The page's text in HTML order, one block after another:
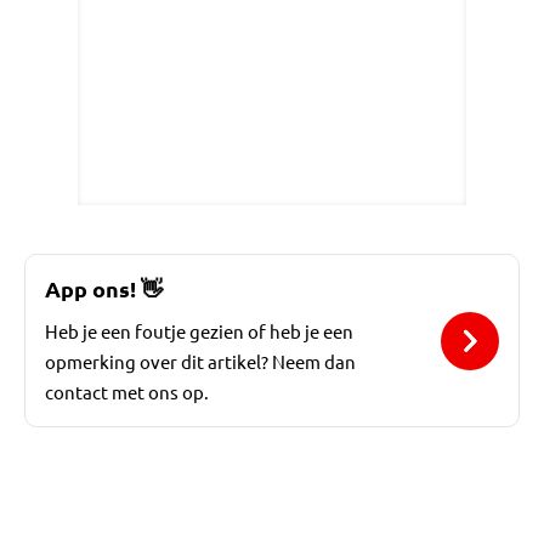
App ons!👋
Heb je een foutje gezien of heb je een
opmerking over dit artikel? Neem dan
contact met ons op.